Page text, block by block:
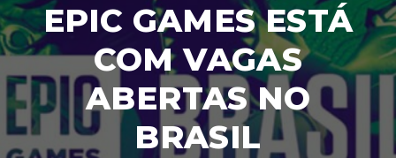
EPIC GAMES ESTÁ
COM VAGAS
ABERTAS NO
BRASIL